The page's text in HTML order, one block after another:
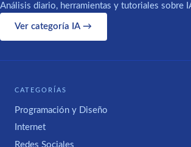
Análisis diario, herramientas y tutoriales sobre
Ver categoría IA →
CATEGORÍAS
Programación y Diseño
Internet
Redes Sociales